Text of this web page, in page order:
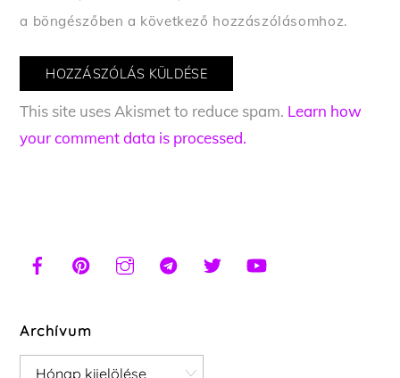
a böngészőben a következő hozzászólásomhoz.
This site uses Akismet to reduce spam. Learn how
your comment data is processed.
Archívum
Archívum